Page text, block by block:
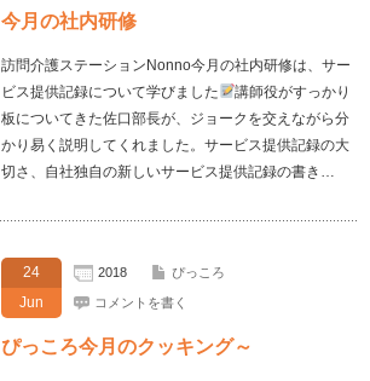
今月の社内研修
訪問介護ステーションNonno今月の社内研修は、サー
ビス提供記録について学びました
講師役がすっかり
板についてきた佐口部長が、ジョークを交えながら分
かり易く説明してくれました。サービス提供記録の大
切さ、自社独自の新しいサービス提供記録の書き…
24
Jun
2018 ぴっころ
コメントを書く
ぴっころ今月のクッキング～